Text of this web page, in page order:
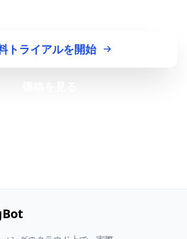
トライアルを開始